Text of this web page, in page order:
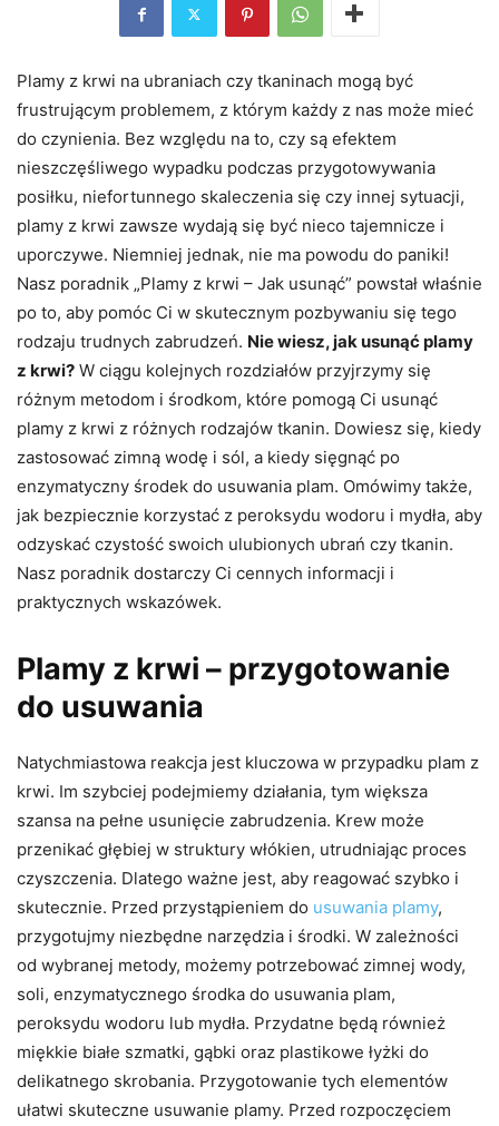
Plamy z krwi na ubraniach czy tkaninach mogą być
frustrującym problemem, z którym każdy z nas może mieć
do czynienia. Bez względu na to, czy są efektem
nieszczęśliwego wypadku podczas przygotowywania
posiłku, niefortunnego skaleczenia się czy innej sytuacji,
plamy z krwi zawsze wydają się być nieco tajemnicze i
uporczywe. Niemniej jednak, nie ma powodu do paniki!
Nasz poradnik „Plamy z krwi – Jak usunąć” powstał właśnie
po to, aby pomóc Ci w skutecznym pozbywaniu się tego
rodzaju trudnych zabrudzeń. Nie wiesz, jak usunąć plamy
z krwi? W ciągu kolejnych rozdziałów przyjrzymy się
różnym metodom i środkom, które pomogą Ci usunąć
plamy z krwi z różnych rodzajów tkanin. Dowiesz się, kiedy
zastosować zimną wodę i sól, a kiedy sięgnąć po
enzymatyczny środek do usuwania plam. Omówimy także,
jak bezpiecznie korzystać z peroksydu wodoru i mydła, aby
odzyskać czystość swoich ulubionych ubrań czy tkanin.
Nasz poradnik dostarczy Ci cennych informacji i
praktycznych wskazówek.
Plamy z krwi – przygotowanie
do usuwania
Natychmiastowa reakcja jest kluczowa w przypadku plam z
krwi. Im szybciej podejmiemy działania, tym większa
szansa na pełne usunięcie zabrudzenia. Krew może
przenikać głębiej w struktury włókien, utrudniając proces
czyszczenia. Dlatego ważne jest, aby reagować szybko i
skutecznie. Przed przystąpieniem do usuwania plamy,
przygotujmy niezbędne narzędzia i środki. W zależności
od wybranej metody, możemy potrzebować zimnej wody,
soli, enzymatycznego środka do usuwania plam,
peroksydu wodoru lub mydła. Przydatne będą również
miękkie białe szmatki, gąbki oraz plastikowe łyżki do
delikatnego skrobania. Przygotowanie tych elementów
ułatwi skuteczne usuwanie plamy. Przed rozpoczęciem